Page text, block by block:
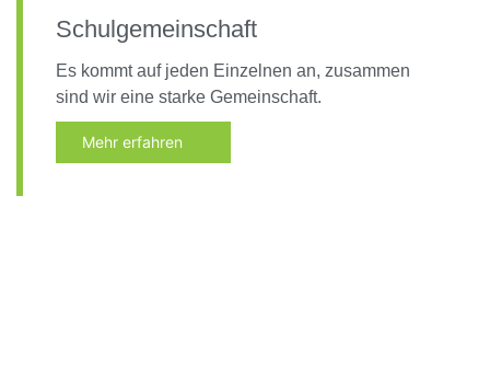
Schulgemeinschaft
Es kommt auf jeden Einzelnen an, zusammen
sind wir eine starke Gemeinschaft.
Mehr erfahren